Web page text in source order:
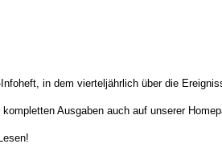
in dem vierteljährlich über die
Ausgaben auch auf unserer